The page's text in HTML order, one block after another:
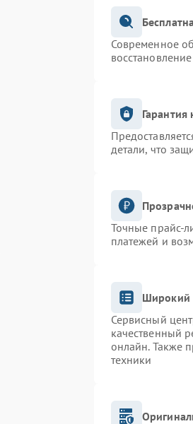
Современное
Гарантия
детали, что
Точные прайс-
платежей и
Широкий
Сервисный
качественный
онлайн. Также
техники